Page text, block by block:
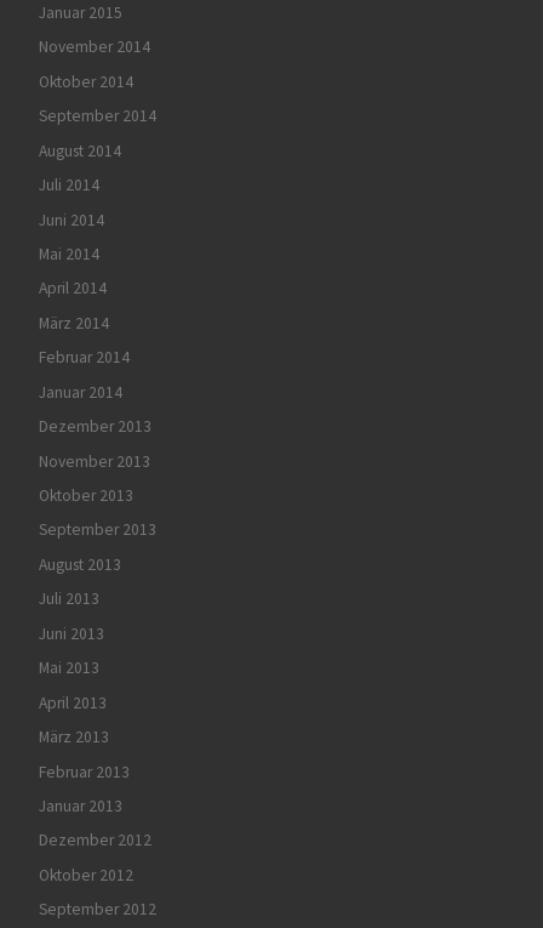
Januar 2015
November 2014
Oktober 2014
September 2014
August 2014
Juli 2014
Juni 2014
Mai 2014
April 2014
März 2014
Februar 2014
Januar 2014
Dezember 2013
November 2013
Oktober 2013
September 2013
August 2013
Juli 2013
Juni 2013
Mai 2013
April 2013
März 2013
Februar 2013
Januar 2013
Dezember 2012
Oktober 2012
September 2012